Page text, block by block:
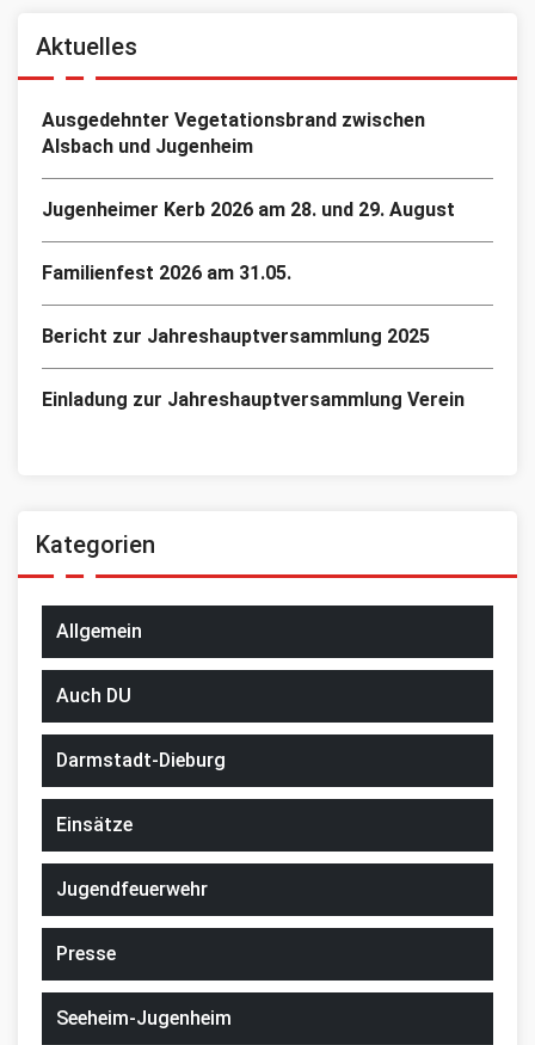
Aktuelles
Ausgedehnter Vegetationsbrand zwischen
Alsbach und Jugenheim
Jugenheimer Kerb 2026 am 28. und 29. August
Familienfest 2026 am 31.05.
Bericht zur Jahreshauptversammlung 2025
Einladung zur Jahreshauptversammlung Verein
Kategorien
Allgemein
Auch DU
Darmstadt-Dieburg
Einsätze
Jugendfeuerwehr
Presse
Seeheim-Jugenheim